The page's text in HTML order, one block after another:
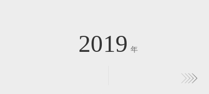
2019 年